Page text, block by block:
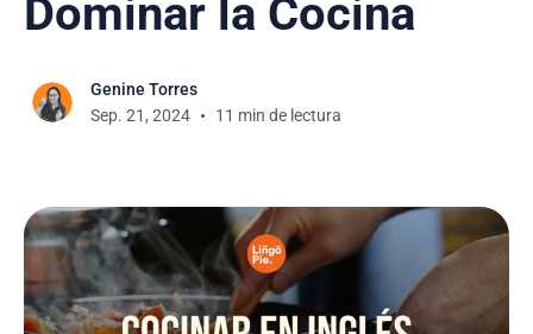
Dominar la Cocina
Genine Torres
Sep. 21, 2024
11 min de lectura